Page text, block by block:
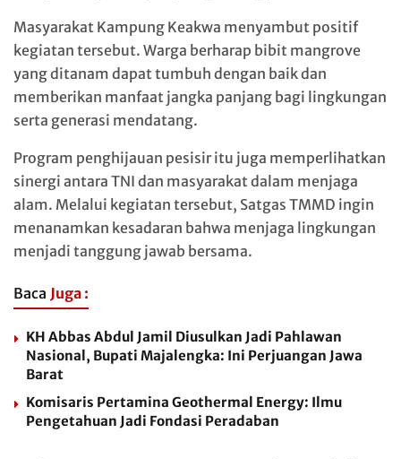
Masyarakat Kampung Keakwa menyambut positif
kegiatan tersebut. Warga berharap bibit mangrove
yang ditanam dapat tumbuh dengan baik dan
memberikan manfaat jangka panjang bagi lingkungan
serta generasi mendatang.
Program penghijauan pesisir itu juga memperlihatkan
sinergi antara TNI dan masyarakat dalam menjaga
alam. Melalui kegiatan tersebut, Satgas TMMD ingin
menanamkan kesadaran bahwa menjaga lingkungan
menjadi tanggung jawab bersama.
Baca Juga :
KH Abbas Abdul Jamil Diusulkan Jadi Pahlawan
Nasional, Bupati Majalengka: Ini Perjuangan Jawa
Barat
Komisaris Pertamina Geothermal Energy: Ilmu
Pengetahuan Jadi Fondasi Peradaban